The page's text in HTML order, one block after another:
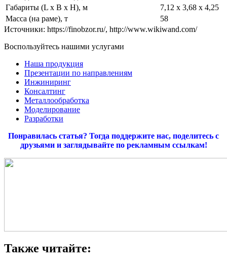
Габариты (L х B х H), м
7,12 х 3,68 х 4,25
Масса (на раме), т
58
Источники: https://finobzor.ru/, http://www.wikiwand.com/
Воспользуйтесь нашими услугами
Наша продукция
Презентации по направлениям
Инжиниринг
Консалтинг
Металлообработка
Моделирование
Разработки
Понравилась статья? Тогда поддержите нас, поделитесь с
друзьями и заглядывайте по рекламным ссылкам!
Также читайте: